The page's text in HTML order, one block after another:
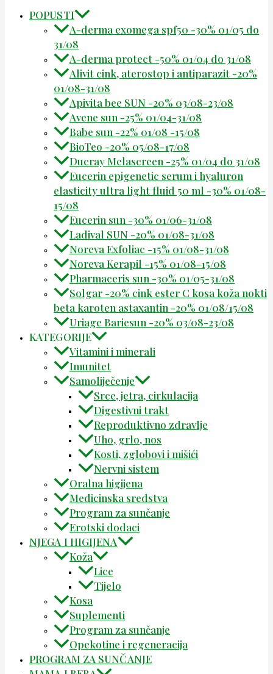
POPUSTI
A-derma exomega spf50 -30% 01/05 do
31/08
A-derma protect -50% 01/04 do 31/08
Alivit cink, aterostop i antiparazit -20%
01/08-31/08
Apivita bee SUN -20% 03/08-23/08
Avene sun -25% 01/04-31/08
Babe sun -22% 01/08 -15/08
BioTeo -20% 05/08-17/08
Ducray Melascreen -25% 01/04 do 31/08
Eucerin epigenetic serum i hyaluron
elasticity ultra light fluid 50 ml -30% 01/08-
15/08
Eucerin sun -30% 01/06-31/08
Ladival SUN -20% 01/08-31/08
Noreva Exfoliac -15% 01/08-31/08
Noreva Kerapil -15% 01/08-15/08
Pharmaceris sun -30% 01/05-31/08
Solgar -20% cink ester C kosa koža nokti
beta karoten astaxantin -20% 01/08/15/08
Uriage Bariesun -20% 03/08-23/08
KATEGORIJE
Vitamini i minerali
Imunitet
Samoliječenje
Srce, jetra, cirkulacija
Digestivni trakt
Reproduktivno zdravlje
Uho, grlo, nos
Kosti, zglobovi i mišići
Nervni sistem
Oralna higijena
Medicinska sredstva
Program za sunčanje
Erotski dodaci
NJEGA I HIGIJENA
Koža
Lice
Tijelo
Kosa
Suplementi
Program za sunčanje
Opekotine i regeneracija
PROGRAM ZA SUNČANJE